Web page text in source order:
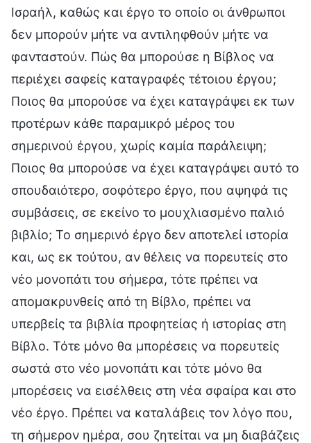
Ισραήλ, καθώς και έργο το οποίο οι άνθρωποι
δεν μπορούν μήτε να αντιληφθούν μήτε να
φανταστούν. Πώς θα μπορούσε η Βίβλος να
περιέχει σαφείς καταγραφές τέτοιου έργου;
Ποιος θα μπορούσε να έχει καταγράψει εκ των
προτέρων κάθε παραμικρό μέρος του
σημερινού έργου, χωρίς καμία παράλειψη;
Ποιος θα μπορούσε να έχει καταγράψει αυτό το
σπουδαιότερο, σοφότερο έργο, που αψηφά τις
συμβάσεις, σε εκείνο το μουχλιασμένο παλιό
βιβλίο; Το σημερινό έργο δεν αποτελεί ιστορία
και, ως εκ τούτου, αν θέλεις να πορευτείς στο
νέο μονοπάτι του σήμερα, τότε πρέπει να
απομακρυνθείς από τη Βίβλο, πρέπει να
υπερβείς τα βιβλία προφητείας ή ιστορίας στη
Βίβλο. Τότε μόνο θα μπορέσεις να πορευτείς
σωστά στο νέο μονοπάτι και τότε μόνο θα
μπορέσεις να εισέλθεις στη νέα σφαίρα και στο
νέο έργο. Πρέπει να καταλάβεις τον λόγο που,
τη σήμερον ημέρα, σου ζητείται να μη διαβάζεις